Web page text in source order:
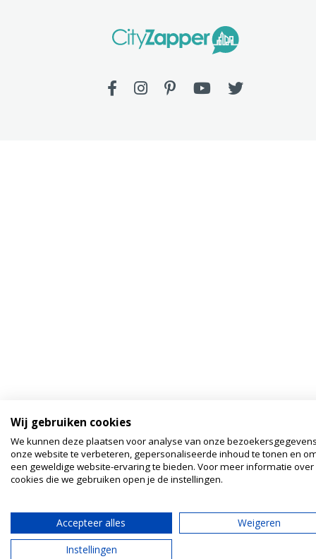
Wij gebruiken cookies
We kunnen deze plaatsen voor analyse van onze
onze website te verbeteren, gepersonaliseerde inhoud te tonen en
een geweldige website-ervaring te bieden. Voor meer informatie over
cookies die we gebruiken open je de instellingen.
Accepteer alles
Weigeren
Instellingen